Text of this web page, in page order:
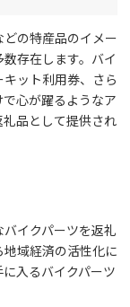
どの特産品のイメー
存在します。バイ
ット利用券、さら
心が躍るようなア
品として提供され
イクパーツを返礼
域経済の活性化に
入るバイクパーツ